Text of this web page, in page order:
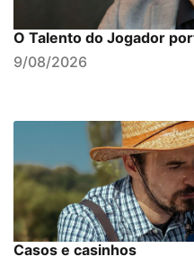
O Talento do Jogador
9/08/2026
Casos e casinhos